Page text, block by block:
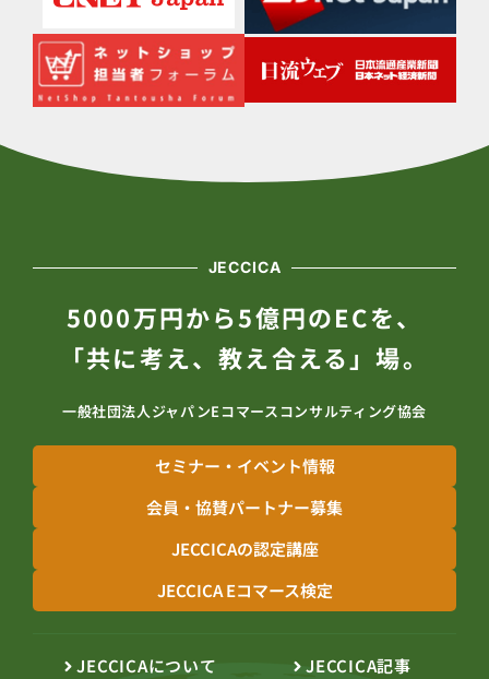
JECCICA
5000万円から5億円のECを、
「共に考え、教え合える」場。
一般社団法人ジャパンEコマースコンサルティング協会
セミナー・イベント情報
会員・協賛パートナー募集
JECCICAの認定講座
JECCICA Eコマース検定
JECCICAについて JECCICA記事